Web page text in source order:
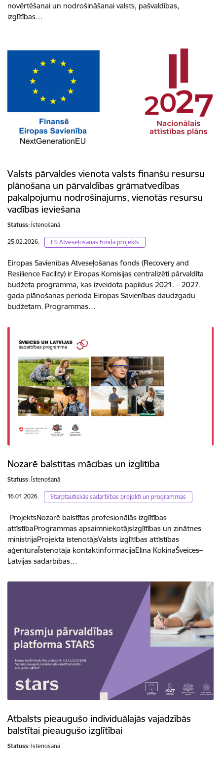
novērtēšanai un nodrošināšanai valsts, pašvaldības,
izglītības…
Valsts pārvaldes vienota valsts finanšu resursu
plānošana un pārvaldības grāmatvedības
pakalpojumu nodrošinājums, vienotās resursu
vadības ieviešana
Statuss: Īstenošanā
25.02.2026. ES Atveseļošanas fonda projekts
Eiropas Savienības Atveseļošanas fonds (Recovery and
Resilience Facility) ir Eiropas Komisijas centralizēti pārvaldīta
budžeta programma, kas izveidota papildus 2021. – 2027.
gada plānošanas perioda Eiropas Savienības daudzgadu
budžetam. Programmas…
Nozarē balstītas mācības un izglītība
Statuss: Īstenošanā
16.01.2026. Starptautiskās sadarbības projekti un programmas
ProjektsNozarē balstītas profesionālās izglītības
attīstībaProgrammas apsaimniekotājsIzglītības un zinātnes
ministrijaProjekta īstenotājsValsts izglītības attīstības
aģentūraĪstenotāja kontaktinformācijaElīna KokinaŠveices–
Latvijas sadarbības…
Atbalsts pieaugušo individuālajās vajadzībās
balstītai pieaugušo izglītībai
Statuss: Īstenošanā